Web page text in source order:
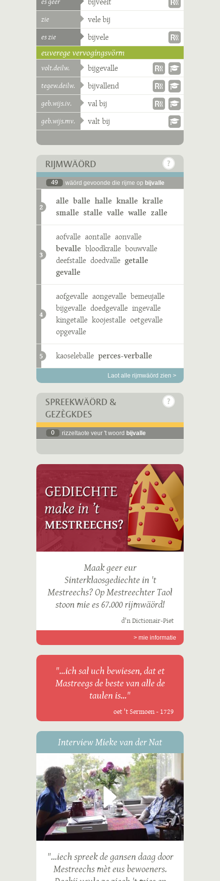
zie vele bij
es zie bijvele
euverege vervogingsvörm
volt.deilw. bijgevalle
tegew.deilw. bijvallend
geb.wijs.iv. val bij
geb.wijs.mv. valt bij
RIJMWÄÖRD
49 wäörd gevoonde die rijme op bijvalle
2
alle balle halle knalle kralle
smalle stalle valle walle zalle
3
aofvalle aontalle aonvalle
bevalle bloodkralle bouwvalle
deefstalle doedvalle getalle
gevalle
4
aofgevalle aongevalle bemeujalle
bijgevalle doedgevalle ingevalle
kingetalle koojestalle oetgevalle
opgevalle
5 kaoseleballe perces-verballe
Laot alle rijmwäörd zien >
SPREEKWÄÖRD &
GEZÈGKDES
0 rizzeltaote veur 't woord bijvalle
Maak geer eur
Sinterklaosgediechte in 't
Mestreechs? Op Mestreechter Taol
stoon mie es 67.000 rijmwäörd!
d'n Dictionair-Piet
> mie informatie
"...ich sal uch bewiesen, dat et
Mastreegs de beste van alle de
taulen is..."
oet 't Sermoen - 1729
Interview Mieke van der Nat
"...iech spreek de gansen daag door
Mestreechs mèt eus bewoeners.